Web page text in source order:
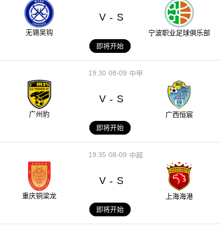
无锡吴钩
V - S
宁波职业足球俱乐部
即将开始
08-09
19:30 中甲
广州豹
V - S
广西恒宸
即将开始
08-09
19:35 中超
重庆铜梁龙
V - S
上海海港
即将开始